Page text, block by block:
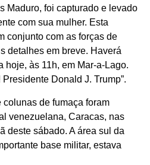
Maduro, foi capturado e levado
com sua mulher. Esta
conjunto com as forças de
detalhes em breve. Haverá
hoje, às 11h, em Mar-a-Lago.
Donald J. Trump”.
de fumaça foram
venezuelana, Caracas, nas
deste sábado. A área sul da
base militar, estava